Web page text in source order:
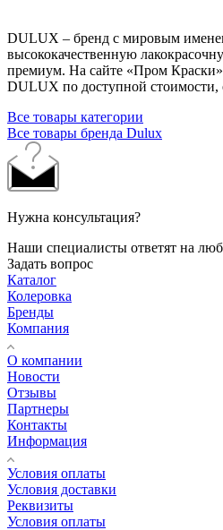
DULUX – бренд с мировым
высококачественную
премиум. На сайте «Пром
DULUX по доступной стоимости,
Все товары категории
Все товары бренда Dulux
Нужна консультация?
Наши специалисты ответят на
Задать вопрос
Каталог
Колеровка
Бренды
Компания
О компании
Новости
Отзывы
Партнеры
Контакты
Информация
Условия оплаты
Условия доставки
Реквизиты
Условия оплаты